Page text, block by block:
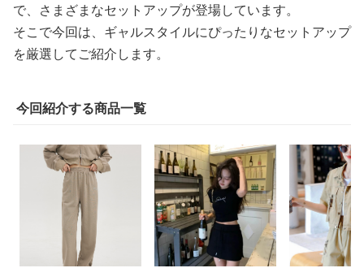
で、さまざまなセットアップが登場しています。
そこで今回は、ギャルスタイルにぴったりなセットアップ
を厳選してご紹介します。
今回紹介する商品一覧